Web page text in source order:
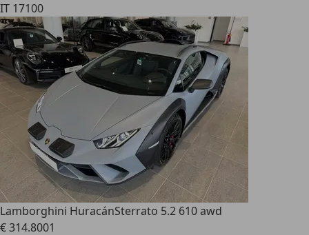
IT 17100
Lamborghini HuracánSterrato 5.2 610 awd
€ 314.8001